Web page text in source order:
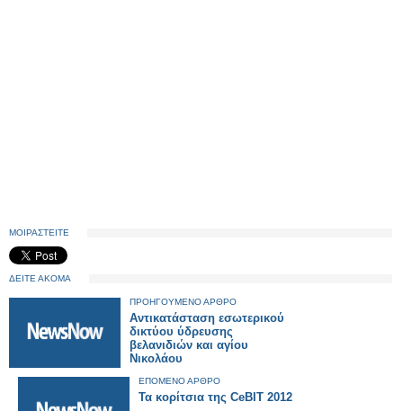
ΜΟΙΡΑΣΤΕΙΤΕ
ΔΕΙΤΕ ΑΚΟΜΑ
ΠΡΟΗΓΟΥΜΕΝΟ ΑΡΘΡΟ
Αντικατάσταση εσωτερικού
δικτύου ύδρευσης
βελανιδιών και αγίου
Νικολάου
ΕΠΟΜΕΝΟ ΑΡΘΡΟ
Τα κορίτσια της CeBIT 2012